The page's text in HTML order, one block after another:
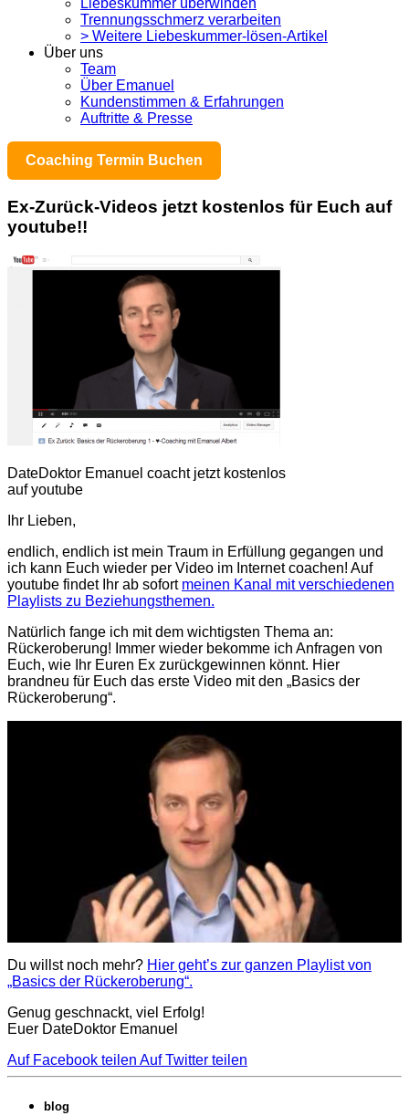
Trennungsschmerz verarbeiten
> Weitere Liebeskummer-lösen-Artikel
Über uns
Team
Über Emanuel
Kundenstimmen & Erfahrungen
Auftritte & Presse
Coaching Termin Buchen
Ex-Zurück-Videos jetzt kostenlos für Euch auf
youtube!!
DateDoktor Emanuel coacht jetzt kostenlos
auf youtube
Ihr Lieben,
endlich, endlich ist mein Traum in Erfüllung gegangen und
ich kann Euch wieder per Video im Internet coachen! Auf
youtube findet Ihr ab sofort meinen Kanal mit verschiedenen
Playlists zu Beziehungsthemen.
Natürlich fange ich mit dem wichtigsten Thema an:
Rückeroberung! Immer wieder bekomme ich Anfragen von
Euch, wie Ihr Euren Ex zurückgewinnen könnt. Hier
brandneu für Euch das erste Video mit den „Basics der
Rückeroberung“.
Du willst noch mehr? Hier geht’s zur ganzen Playlist von
„Basics der Rückeroberung“.
Genug geschnackt, viel Erfolg!
Euer DateDoktor Emanuel
Auf Facebook teilen Auf Twitter teilen
blog